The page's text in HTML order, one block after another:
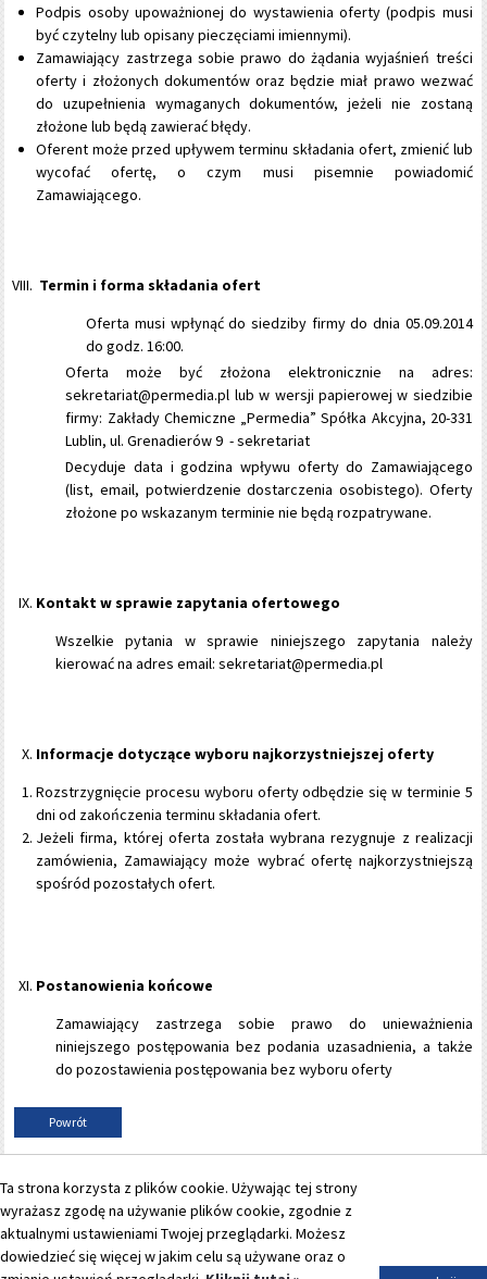
Podpis osoby upoważnionej do wystawienia oferty (podpis musi
być czytelny lub opisany pieczęciami imiennymi).
Zamawiający zastrzega sobie prawo do żądania wyjaśnień treści
oferty i złożonych dokumentów oraz będzie miał prawo wezwać
do uzupełnienia wymaganych dokumentów, jeżeli nie zostaną
złożone lub będą zawierać błędy.
Oferent może przed upływem terminu składania ofert, zmienić lub
wycofać ofertę, o czym musi pisemnie powiadomić
Zamawiającego.
Termin i forma składania ofert
Oferta musi wpłynąć do siedziby firmy do dnia 05.09.2014
do godz. 16:00.
Oferta może być złożona elektronicznie na adres:
sekretariat@permedia.pl lub w wersji papierowej w siedzibie
firmy: Zakłady Chemiczne „Permedia” Spółka Akcyjna, 20-331
Lublin, ul. Grenadierów 9 - sekretariat
Decyduje data i godzina wpływu oferty do Zamawiającego
(list, email, potwierdzenie dostarczenia osobistego). Oferty
złożone po wskazanym terminie nie będą rozpatrywane.
Kontakt w sprawie zapytania ofertowego
Wszelkie pytania w sprawie niniejszego zapytania należy
kierować na adres email: sekretariat@permedia.pl
Informacje dotyczące wyboru najkorzystniejszej oferty
Rozstrzygnięcie procesu wyboru oferty odbędzie się w terminie 5
dni od zakończenia terminu składania ofert.
Jeżeli firma, której oferta została wybrana rezygnuje z realizacji
zamówienia, Zamawiający może wybrać ofertę najkorzystniejszą
spośród pozostałych ofert.
Postanowienia końcowe
Zamawiający zastrzega sobie prawo do unieważnienia
niniejszego postępowania bez podania uzasadnienia, a także
do pozostawienia postępowania bez wyboru oferty
Powrót
Formularz |Produkty Logowanie Polityka prywatności
Copyright © Permedia - 2026. Projekt i wykonanie -
Ta strona korzysta z plików cookie. Używając tej strony
wyrażasz zgodę na używanie plików cookie, zgodnie z
aktualnymi ustawieniami Twojej przeglądarki. Możesz
dowiedzieć się więcej w jakim celu są używane oraz o